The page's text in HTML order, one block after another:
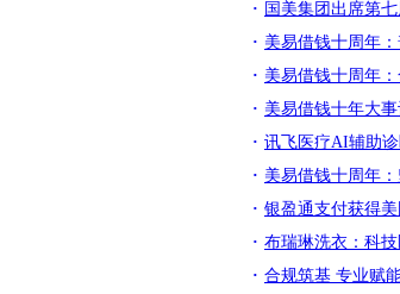
国美集团出席第
美易借钱十周年
美易借钱十周年
美易借钱十年大
讯飞医疗AI辅助
美易借钱十周年
银盈通支付获得
布瑞琳洗衣：科
合规筑基 专业赋